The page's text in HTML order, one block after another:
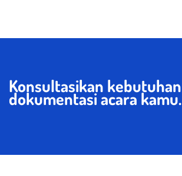
Konsultasikan kebutuhan
dokumentasi acara kamu.